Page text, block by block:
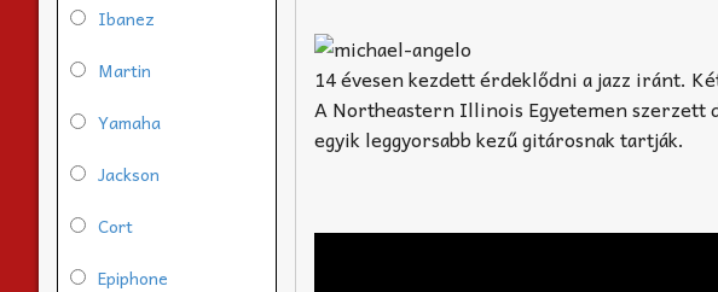
14 évesen kezdett érdeklődni a jazz iránt.
A Northeastern Illinois Egyetemen szerzett
egyik leggyorsabb kezű gitárosnak tartják.
Ibanez
Martin
Yamaha
Jackson
Cort
Epiphone